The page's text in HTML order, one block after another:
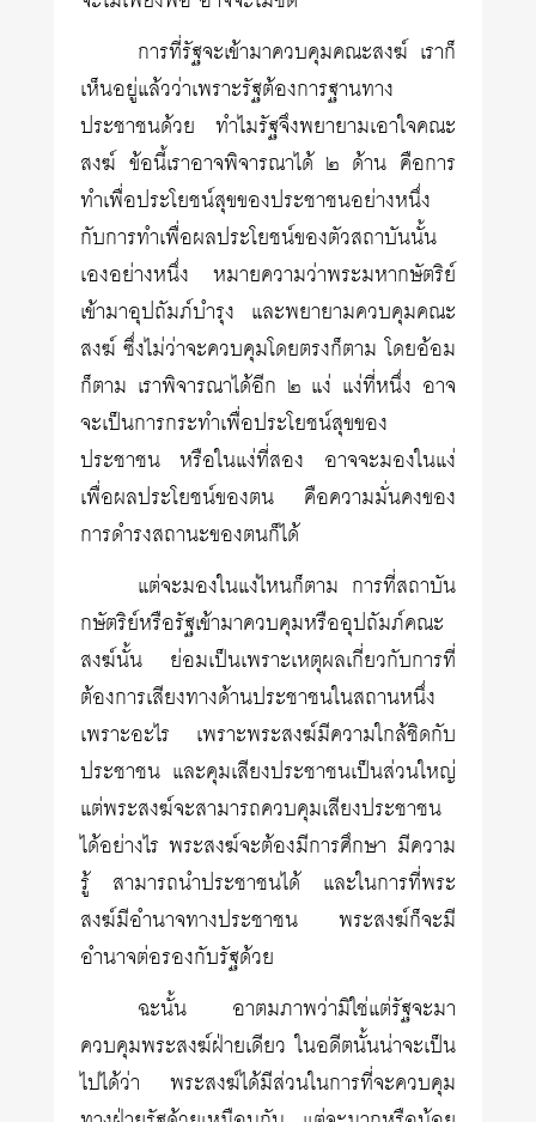
การที่รัฐจะเข้ามาควบคุมคณะสงฆ์ เราก็
เห็นอยู่แล้วว่าเพราะรัฐต้องการฐานทาง
ประชาชนด้วย ทำไมรัฐจึงพยายามเอาใจคณะ
สงฆ์ ข้อนี้เราอาจพิจารณาได้ ๒ ด้าน คือการ
ทำเพื่อประโยชน์สุขของประชาชนอย่างหนึ่ง
กับการทำเพื่อผลประโยชน์ของตัวสถาบันนั้น
เองอย่างหนึ่ง หมายความว่าพระมหากษัตริย์
เข้ามาอุปถัมภ์บำรุง และพยายามควบคุมคณะ
สงฆ์ ซึ่งไม่ว่าจะควบคุมโดยตรงก็ตาม โดยอ้อม
ก็ตาม เราพิจารณาได้อีก ๒ แง่ แง่ที่หนึ่ง อาจ
จะเป็นการกระทำเพื่อประโยชน์สุขของ
ประชาชน หรือในแง่ที่สอง อาจจะมองในแง่
เพื่อผลประโยชน์ของตน คือความมั่นคงของ
การดำรงสถานะของตนก็ได้
แต่จะมองในแง่ไหนก็ตาม การที่สถาบัน
กษัตริย์หรือรัฐเข้ามาควบคุมหรืออุปถัมภ์คณะ
สงฆ์นั้น ย่อมเป็นเพราะเหตุผลเกี่ยวกับการที่
ต้องการเสียงทางด้านประชาชนในสถานหนึ่ง
เพราะอะไร เพราะพระสงฆ์มีความใกล้ชิดกับ
ประชาชน และคุมเสียงประชาชนเป็นส่วนใหญ่
แต่พระสงฆ์จะสามารถควบคุมเสียงประชาชน
ได้อย่างไร พระสงฆ์จะต้องมีการศึกษา มีความ
รู้ สามารถนำประชาชนได้ และในการที่พระ
สงฆ์มีอำนาจทางประชาชน พระสงฆ์ก็จะมี
อำนาจต่อรองกับรัฐด้วย
ฉะนั้น อาตมภาพว่ามิใช่แต่รัฐจะมา
ควบคุมพระสงฆ์ฝ่ายเดียว ในอดีตนั้นน่าจะเป็น
ไปได้ว่า พระสงฆ์ได้มีส่วนในการที่จะควบคุม